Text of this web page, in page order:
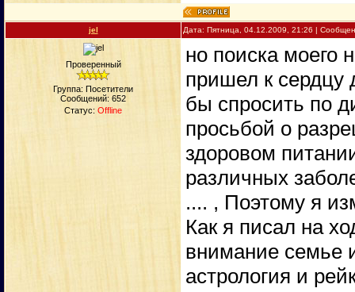
jel Дата: Пятница, 04.12.2009, 21:26 |
Проверенный
Группа: Посетители
Сообщений: 652
Статус: Offline
но поиска моего
пришел к сердцу
бы спросить по
просьбой о
здоровом
различных
.... , Поэтому я
Как я писал на
внимание семье
астрология и